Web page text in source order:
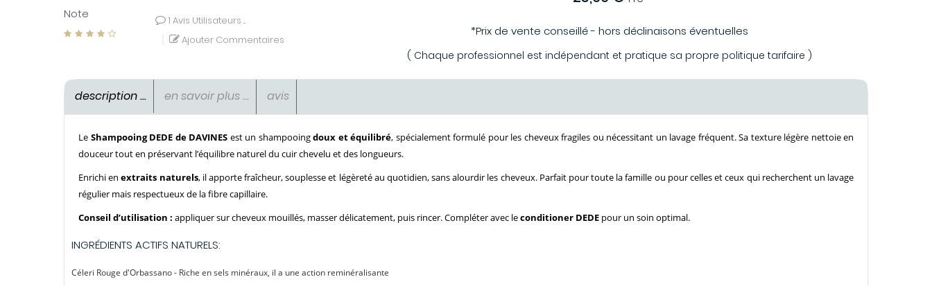
Note 1 Avis Utilisateurs ...
Ajouter Commentaires
*Prix de vente conseillé - hors déclinaisons éventuelles
( Chaque professionnel est indépendant et pratique sa propre politique tarifaire )
description ... en savoir plus ... avis
Le Shampooing DEDE de DAVINES est un shampooingdoux et équilibré, spécialement formulé pour les cheveux fragiles ou nécessitant un lavage fréquent. Sa texture légère nettoie en
douceur tout en préservant l’équilibre naturel du cuir chevelu et des longueurs.
Enrichi enextraits naturels, il apporte fraîcheur, souplesse et légèreté au quotidien, sans alourdir les cheveux. Parfait pour toute la famille ou pour celles et ceux qui recherchent un lavage
régulier mais respectueux de la fibre capillaire.
Conseil d’utilisation : appliquer sur cheveux mouillés, masser délicatement, puis rincer. Compléter avec leconditioner DEDE pour un soin optimal.
INGRÉDIENTS ACTIFS NATURELS:
Céleri Rouge d'Orbassano - Riche en sels minéraux, il a une action reminéralisante